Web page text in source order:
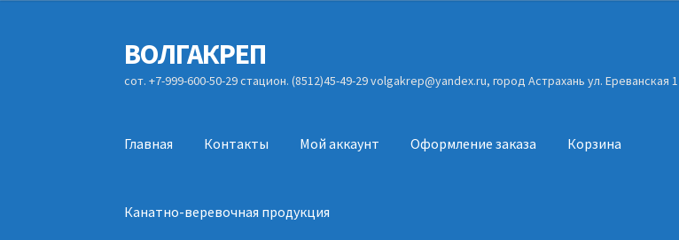
Перейти
к
навигации
Перейти
к
содержимому
ВОЛГАКРЕП
сот. +7-999-600-50-29 стацион. (8512)45-49-29 volgakrep@yandex.ru, город Астрахань ул. Ереванская
Главная Контакты Мой аккаунт Оформление заказа Корзина
Канатно-веревочная продукция